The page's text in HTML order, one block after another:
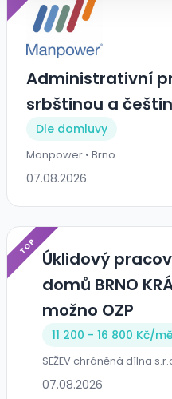
Administrativní
srbštinou a
Dle domluvy
Manpower • Brno
07.08.2026
TOP
Úklidový
domů BRNO
možno OZP
11 200 - 16 800 Kč/
SEŽEV chráněná dílna
07.08.2026